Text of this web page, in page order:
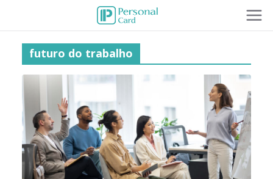
futuro do trabalho